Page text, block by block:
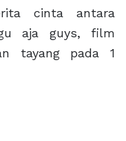
cinta antara
aja guys, film
tayang pada 1